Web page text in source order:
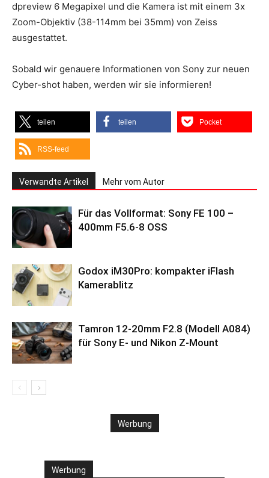
dpreview 6 Megapixel und die Kamera ist mit einem 3x
Zoom-Objektiv (38-114mm bei 35mm) von Zeiss
ausgestattet.
Sobald wir genauere Informationen von Sony zur neuen
Cyber-shot haben, werden wir sie informieren!
teilen teilen Pocket
RSS-feed
Verwandte Artikel Mehr vom Autor
Für das Vollformat: Sony FE 100 –
400mm F5.6-8 OSS
Godox iM30Pro: kompakter iFlash
Kamerablitz
Tamron 12-20mm F2.8 (Modell A084)
für Sony E- und Nikon Z-Mount
Werbung
Werbung